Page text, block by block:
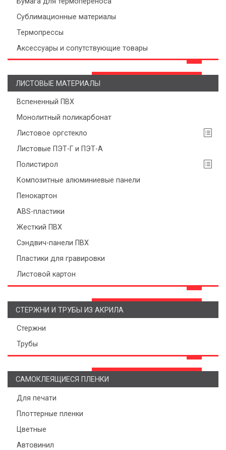
Сублимационные материалы
Термопрессы
Аксессуары и сопутствующие товары
ЛИСТОВЫЕ МАТЕРИАЛЫ
Вспененный ПВХ
Монолитный поликарбонат
Листовое оргстекло
Листовые ПЭТ-Г и ПЭТ-А
Полистирол
Композитные алюминиевые панели
Пенокартон
ABS-пластики
Жесткий ПВХ
Сэндвич-панели ПВХ
Пластики для гравировки
Листовой картон
СТЕРЖНИ И ТРУБЫ ИЗ АКРИЛА
Стержни
Трубы
САМОКЛЕЯЩИЕСЯ ПЛЕНКИ
Для печати
Плоттерные пленки
Цветные
Автовинил